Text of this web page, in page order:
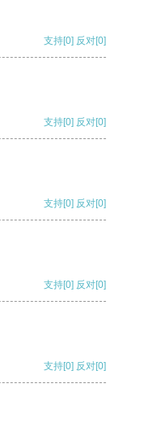
支持[0] 反对[0]
支持[0] 反对[0]
支持[0] 反对[0]
支持[0] 反对[0]
支持[0] 反对[0]